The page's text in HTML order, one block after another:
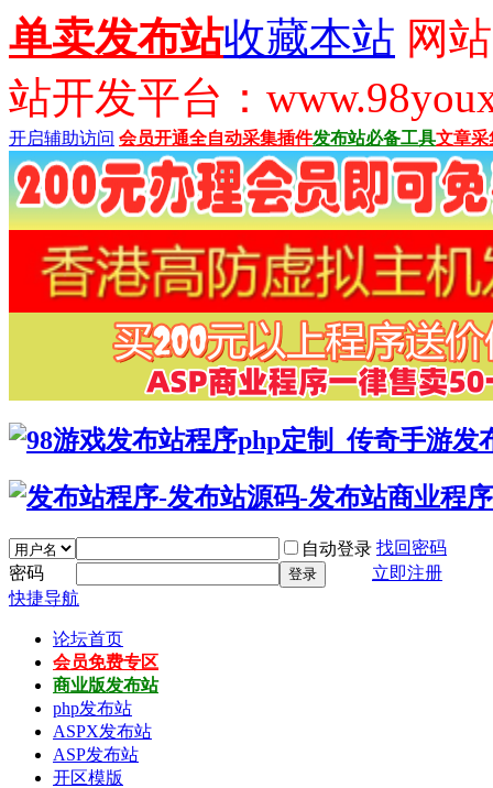
单卖发布站收藏本站 网
站开发平台：
开启辅助访问 会员开通全自动采集插件发布站必备工具文章采
自动登录 找回密码
密码
登录
立即注册
快捷导航
论坛首页
会员免费专区
商业版发布站
php发布站
ASPX发布站
ASP发布站
开区模版